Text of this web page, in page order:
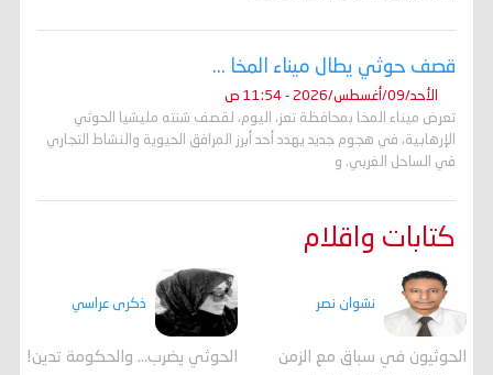
قصف حوثي يطال ميناء المخا ...
الأحد/09/أغسطس/2026 - 11:54 ص
تعرض ميناء المخا بمحافظة تعز، اليوم، لقصف شنته مليشيا الحوثي
الإرهابية، في هجوم جديد يهدد أحد أبرز المرافق الحيوية والنشاط التجاري
في الساحل الغربي. و
كتابات واقلام
نشوان نصر
الحوثيون في سباق مع الزمن
ذكرى عراسي
الحوثي يضرب… والحكومة تدين!